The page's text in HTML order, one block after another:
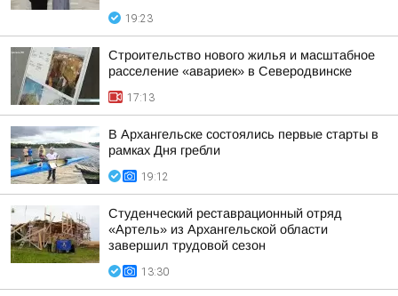
19:23
Строительство нового жилья и масштабное
расселение «авариек» в Северодвинске
17:13
В Архангельске состоялись первые старты в
рамках Дня гребли
19:12
Студенческий реставрационный отряд
«Артель» из Архангельской области
завершил трудовой сезон
13:30